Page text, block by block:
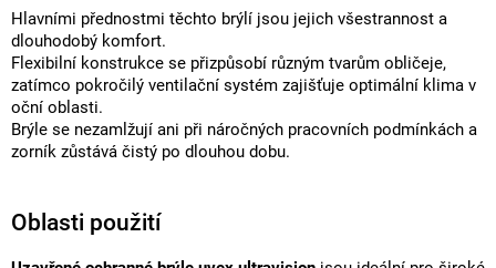
Hlavními přednostmi těchto brýlí jsou jejich všestrannost a
dlouhodobý komfort.
Flexibilní konstrukce se přizpůsobí různým tvarům obličeje,
zatímco pokročilý ventilační systém zajišťuje optimální klima v
oční oblasti.
Brýle se nezamlžují ani při náročných pracovních podmínkách a
zorník zůstává čistý po dlouhou dobu.
Oblasti použití